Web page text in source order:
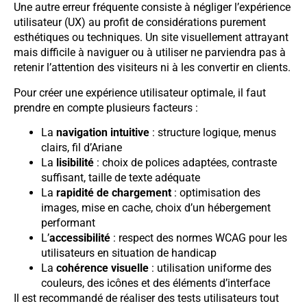
Une autre erreur fréquente consiste à négliger l’expérience
utilisateur (UX) au profit de considérations purement
esthétiques ou techniques. Un site visuellement attrayant
mais difficile à naviguer ou à utiliser ne parviendra pas à
retenir l’attention des visiteurs ni à les convertir en clients.
Pour créer une expérience utilisateur optimale, il faut
prendre en compte plusieurs facteurs :
La navigation intuitive : structure logique, menus
clairs, fil d’Ariane
La lisibilité : choix de polices adaptées, contraste
suffisant, taille de texte adéquate
La rapidité de chargement : optimisation des
images, mise en cache, choix d’un hébergement
performant
L’accessibilité : respect des normes WCAG pour les
utilisateurs en situation de handicap
La cohérence visuelle : utilisation uniforme des
couleurs, des icônes et des éléments d’interface
Il est recommandé de réaliser des tests utilisateurs tout